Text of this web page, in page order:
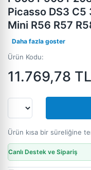
Picasso DS3 C5
Mini R56 R57
Daha fazla goster
Ürün Kodu:
11.769,78 TL
Ürün kısa bir süreliğine
Canlı Destek ve Sipariş